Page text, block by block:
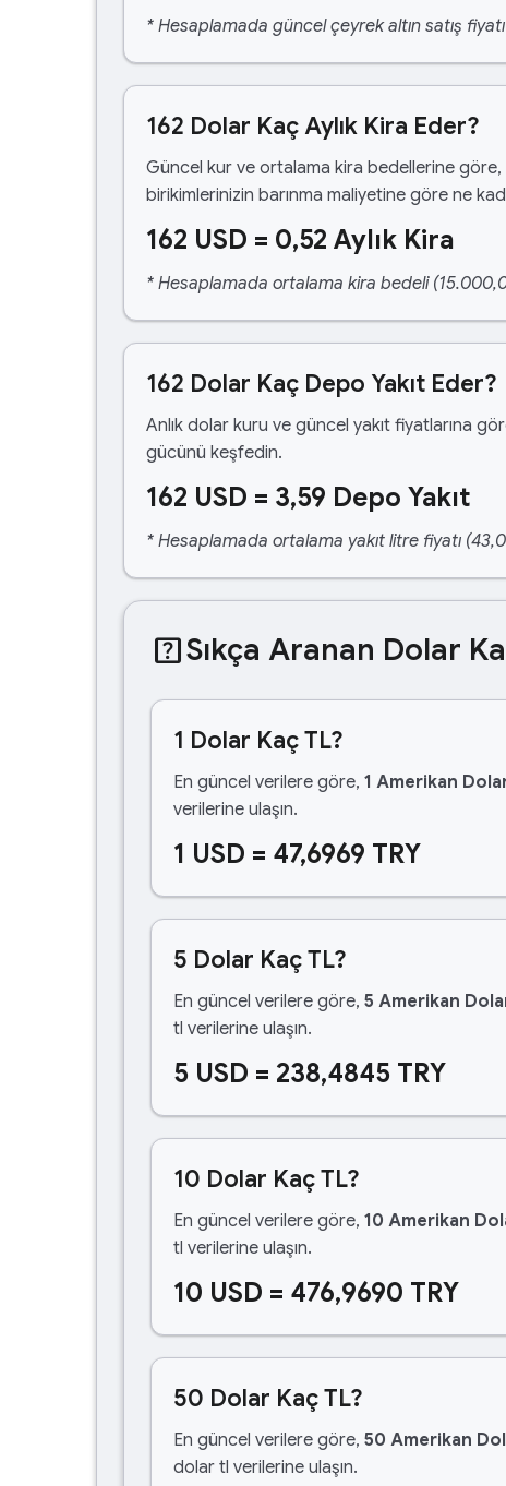
* Hesaplamada güncel çeyrek altın satış
162 Dolar Kaç Aylık Kira Eder?
Güncel kur ve ortalama kira bedellerine göre,
birikimlerinizin barınma maliyetine göre ne
162 USD = 0,52 Aylık Kira
* Hesaplamada ortalama kira bedeli
162 Dolar Kaç Depo Yakıt Eder?
Anlık dolar kuru ve güncel yakıt fiyatlarına
gücünü keşfedin.
162 USD = 3,59 Depo Yakıt
* Hesaplamada ortalama yakıt litre fiyatı
help_centerSıkça Aranan Dolar
1 Dolar Kaç TL?
En güncel verilere göre, 1 Amerikan
verilerine ulaşın.
1 USD = 47,6969 TRY
5 Dolar Kaç TL?
En güncel verilere göre, 5 Amerikan
tl verilerine ulaşın.
5 USD = 238,4845 TRY
10 Dolar Kaç TL?
En güncel verilere göre, 10 Amerikan
tl verilerine ulaşın.
10 USD = 476,9690 TRY
50 Dolar Kaç TL?
En güncel verilere göre, 50 Amerikan
dolar tl verilerine ulaşın.